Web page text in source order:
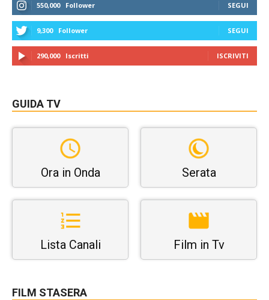
550,000 Follower SEGUI
9,300 Follower SEGUI
290,000 Iscritti ISCRIVITI
GUIDA TV
Ora in Onda Serata
Lista Canali Film in Tv
FILM STASERA